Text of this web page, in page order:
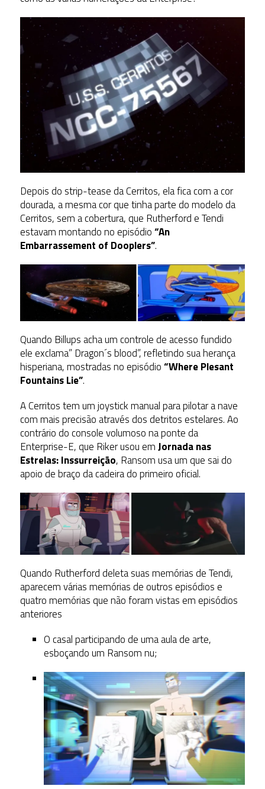
Depois do strip-tease da Cerritos, ela fica com a cor
dourada, a mesma cor que tinha parte do modelo da
Cerritos, sem a cobertura, que Rutherford e Tendi
estavam montando no episódio“An
Embarrassement of Dooplers”.
Quando Billups acha um controle de acesso fundido
ele exclama” Dragon´s blood”, refletindo sua herança
hisperiana, mostradas no episódio“Where Plesant
Fountains Lie”.
A Cerritos tem um joystick manual para pilotar a nave
com mais precisão através dos detritos estelares. Ao
contrário do console volumoso na ponte da
Enterprise-E, que Riker usou emJornada nas
Estrelas: Inssurreição, Ransom usa um que sai do
apoio de braço da cadeira do primeiro oficial.
Quando Rutherford deleta suas memórias de Tendi,
aparecem várias memórias de outros episódios e
quatro memórias que não foram vistas em episódios
anteriores
O casal participando de uma aula de arte,
esboçando um Ransom nu;